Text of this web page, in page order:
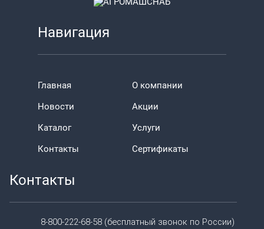
Навигация
Главная
О компании
Новости
Акции
Каталог
Услуги
Контакты
Сертификаты
Контакты
8-800-222-68-58 (бесплатный звонок по России)